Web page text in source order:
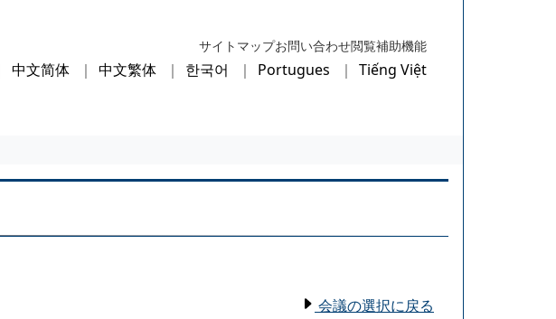
サイトマップお問い合わせ閲覧補助機能
中文简体 中文繁体 한국어 Portugues Tiếng Việt
会議の選択に戻る